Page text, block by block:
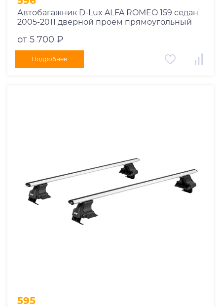
Автобагажник D-Lux ALFA ROMEO 159 седан
2005-2011 дверной проем прямоугольный
от 5 700 ₽
Подробнее
595